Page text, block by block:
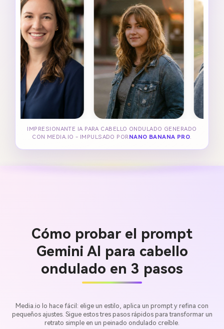
IMPRESIONANTE IA PARA CABELLO ONDULADO GENERADO
CON MEDIA.IO - IMPULSADO POR NANO BANANA PRO.
Cómo probar el prompt
Gemini AI para cabello
ondulado en 3 pasos
Media.io lo hace fácil: elige un estilo, aplica un prompt y refina con
pequeños ajustes. Sigue estos tres pasos rápidos para transformar un
retrato simple en un peinado ondulado creíble.